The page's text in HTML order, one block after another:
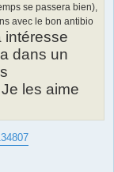
se passera bien),
avec le bon antibio
intéresse
dans un
les aime